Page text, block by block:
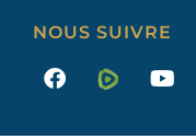
NOUS SUIVRE
F
a
e
Y
o
t